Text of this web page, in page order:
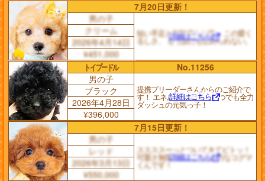
7月20日更新！
男の子
短い手足と無防備なお腹。 この愛く
るしさ、 もう誰にも止められない。
詳細はこちら
クリーム
2026年4月14日
¥451,000
トイプードル
No.11256
男の子
提携ブリーダーさんからのご紹介で
す！ エネルギー全快！ いつでも全力
ダッシュの元気っ子！
詳細はこちら
ブラック
2026年4月28日
¥396,000
7月15日更新！
男の子
ススススーっとついてきてピトッ！
可愛さ無限大の、 甘えん坊なコグマ
くんです！
詳細はこちら
レッド
2026年3月13日
¥550,000